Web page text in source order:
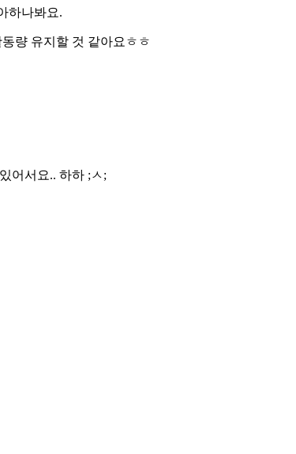
하나봐요.
량 유지할 것 같아요ㅎㅎ
어서요.. 하하 ;ㅅ;